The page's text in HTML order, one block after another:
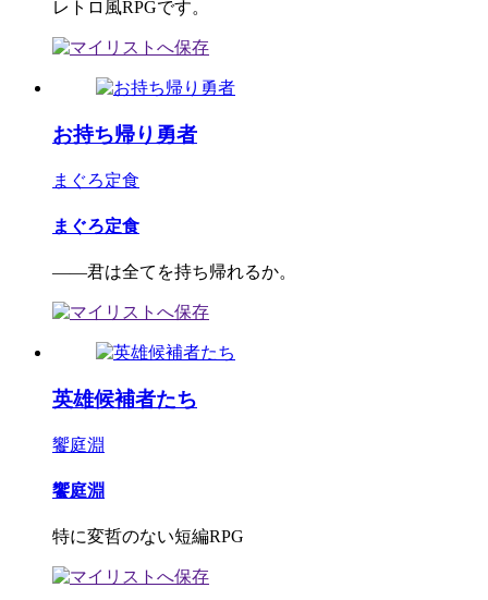
レトロ風RPGです。
お持ち帰り勇者
まぐろ定食
まぐろ定食
――君は全てを持ち帰れるか。
英雄候補者たち
饗庭淵
饗庭淵
特に変哲のない短編RPG